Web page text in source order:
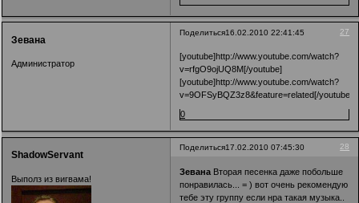
Поделиться 27
16.02.2010 22:41:45
Зевана
Администратор
[youtube]http://www.youtube.com/watch?
v=rfgO9ojUQ8M[/youtube]
[youtube]http://www.youtube.com/watch?
v=9OFSyBQZ3z8&feature=related[/youtube]
0
Поделиться 28
17.02.2010 07:45:30
ShadowServant
Выполз из вигвама!
Зевана Вторая песенка даже побольше
понравилась... = ) вот очень рекомендую
тебе эту группу если нра такая музыка..